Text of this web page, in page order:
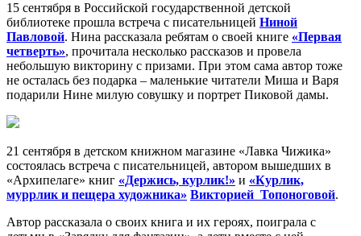
15 сентября в Российской государственной детской
библиотеке прошла встреча с писательницей Ниной
Павловой. Нина рассказала ребятам о своей книге «Первая
четверть», прочитала несколько рассказов и провела
небольшую викторину с призами. При этом сама автор тоже
не осталась без подарка – маленькие читатели Миша и Варя
подарили Нине милую совушку и портрет Пиковой дамы.
21 сентября в детском книжном магазине «Лавка Чижика»
состоялась встреча с писательницей, автором вышедших в
«Архипелаге» книг «Держись, курлик!» и «Курлик,
муррлик и пещера художника» Викторией Топоноговой.
Автор рассказала о своих книга и их героях, поиграла с